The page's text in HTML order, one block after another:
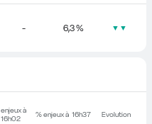
- 6,3 % ▼▼
% enjeux à
16h02
% enjeux à 16h37 Evolution